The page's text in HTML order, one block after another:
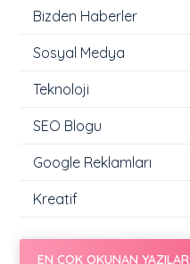
Bizden Haberler
Sosyal Medya
Teknoloji
SEO Blogu
Google Reklamları
Kreatif
EN ÇOK OKUNAN YAZILAR